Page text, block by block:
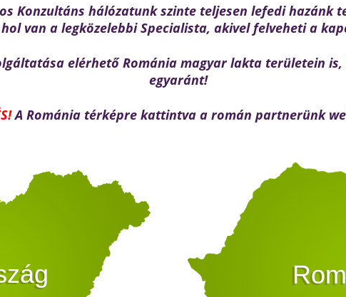
Konzultáns hálózatunk szinte teljesen lefedi hazánk
hol van a legközelebbi Specialista, akivel felveheti a
elérhető Románia magyar lakta területein is,
egyaránt!
A Románia térképre kattintva a román partnerünk